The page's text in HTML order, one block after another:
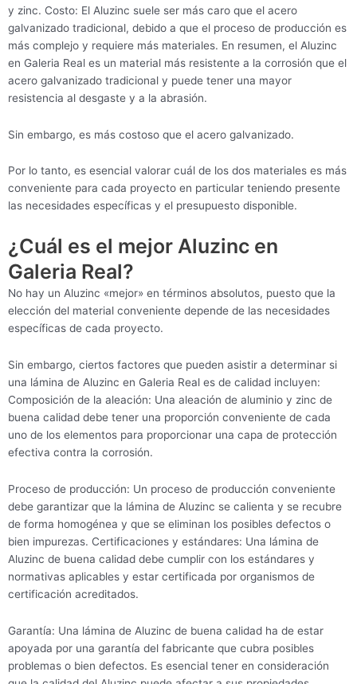
y zinc. Costo: El Aluzinc suele ser más caro que el acero
galvanizado tradicional, debido a que el proceso de producción es
más complejo y requiere más materiales. En resumen, el Aluzinc
en Galeria Real es un material más resistente a la corrosión que el
acero galvanizado tradicional y puede tener una mayor
resistencia al desgaste y a la abrasión.
Sin embargo, es más costoso que el acero galvanizado.
Por lo tanto, es esencial valorar cuál de los dos materiales es más
conveniente para cada proyecto en particular teniendo presente
las necesidades específicas y el presupuesto disponible.
¿Cuál es el mejor Aluzinc en
Galeria Real?
No hay un Aluzinc «mejor» en términos absolutos, puesto que la
elección del material conveniente depende de las necesidades
específicas de cada proyecto.
Sin embargo, ciertos factores que pueden asistir a determinar si
una lámina de Aluzinc en Galeria Real es de calidad incluyen:
Composición de la aleación: Una aleación de aluminio y zinc de
buena calidad debe tener una proporción conveniente de cada
uno de los elementos para proporcionar una capa de protección
efectiva contra la corrosión.
Proceso de producción: Un proceso de producción conveniente
debe garantizar que la lámina de Aluzinc se calienta y se recubre
de forma homogénea y que se eliminan los posibles defectos o
bien impurezas. Certificaciones y estándares: Una lámina de
Aluzinc de buena calidad debe cumplir con los estándares y
normativas aplicables y estar certificada por organismos de
certificación acreditados.
Garantía: Una lámina de Aluzinc de buena calidad ha de estar
apoyada por una garantía del fabricante que cubra posibles
problemas o bien defectos. Es esencial tener en consideración